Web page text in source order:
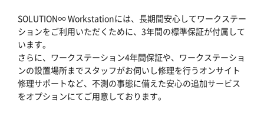
SOLUTION∞ Workstationには、長期間安心してワークステー
ションをご利用いただくために、3年間の標準保証が付属して
います。
さらに、ワークステーション4年間保証や、ワークステーショ
ンの設置場所までスタッフがお伺いし修理を行うオンサイト
修理サポートなど、不測の事態に備えた安心の追加サービス
をオプションにてご用意しております。